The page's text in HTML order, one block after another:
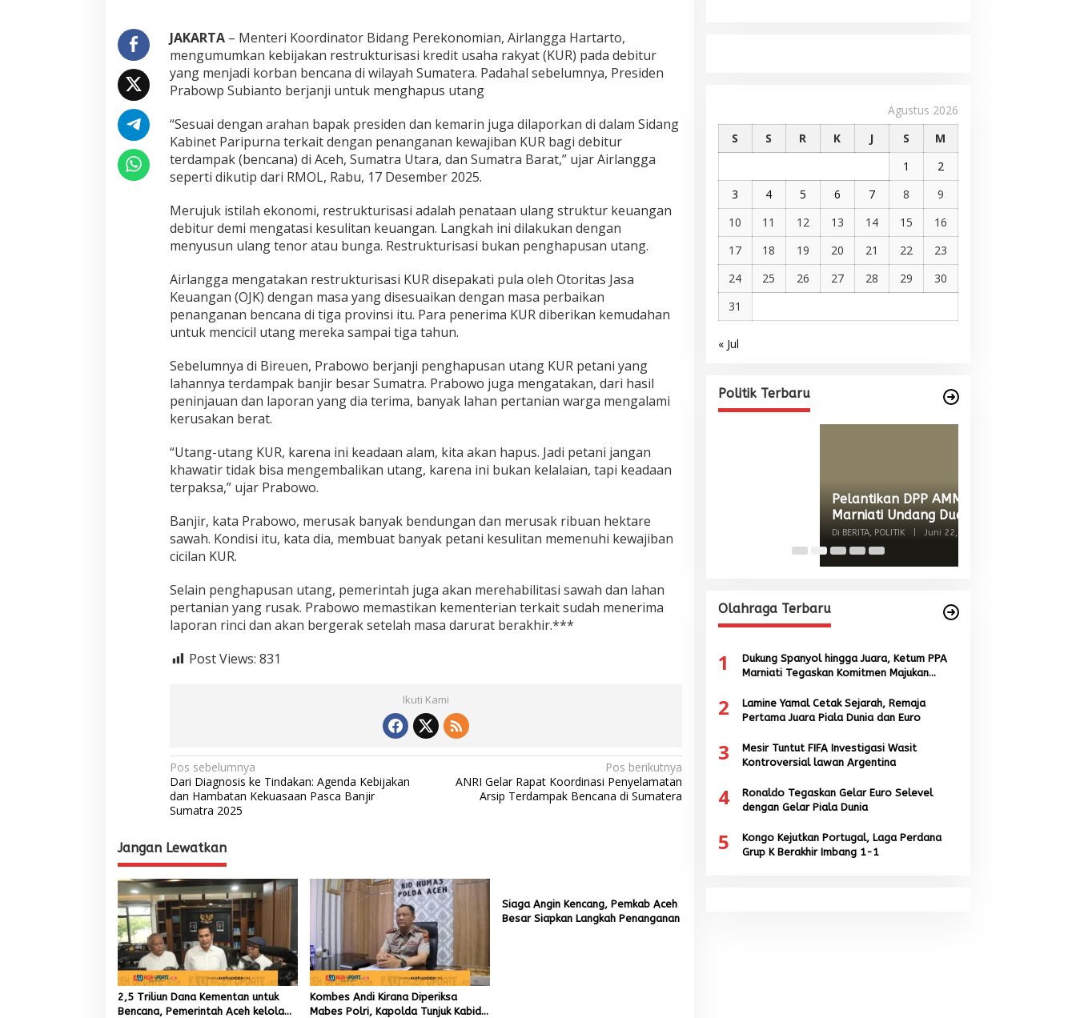
j
i
r
B
e
a
r
S
u
m
t
r
a
D
b
a
t
a
l
a
n
n
y
a
e
n
d
i
i
JAKARTA– Menteri Koordinator Bidang Perekonomian, Airlangga Hartarto,
mengumumkan kebijakan restrukturisasi kredit usaha rakyat (KUR) pada debitur
yang menjadi korban bencana di wilayah Sumatera. Padahal sebelumnya, Presiden
Prabowp Subianto berjanji untuk menghapus utang
“Sesuai dengan arahan bapak presiden dan kemarin juga dilaporkan di dalam Sidang
Kabinet Paripurna terkait dengan penanganan kewajiban KUR bagi debitur
terdampak (bencana) di Aceh, Sumatra Utara, dan Sumatra Barat,” ujar Airlangga
seperti dikutip dari RMOL, Rabu, 17 Desember 2025.
Merujuk istilah ekonomi, restrukturisasi adalah penataan ulang struktur keuangan
debitur demi mengatasi kesulitan keuangan. Langkah ini dilakukan dengan
menyusun ulang tenor atau bunga. Restrukturisasi bukan penghapusan utang.
Airlangga mengatakan restrukturisasi KUR disepakati pula oleh Otoritas Jasa
Keuangan (OJK) dengan masa yang disesuaikan dengan masa perbaikan
penanganan bencana di tiga provinsi itu. Para penerima KUR diberikan kemudahan
untuk mencicil utang mereka sampai tiga tahun.
Sebelumnya di Bireuen, Prabowo berjanji penghapusan utang KUR petani yang
lahannya terdampak banjir besar Sumatra. Prabowo juga mengatakan, dari hasil
peninjauan dan laporan yang dia terima, banyak lahan pertanian warga mengalami
kerusakan berat.
“Utang-utang KUR, karena ini keadaan alam, kita akan hapus. Jadi petani jangan
khawatir tidak bisa mengembalikan utang, karena ini bukan kelalaian, tapi keadaan
terpaksa,” ujar Prabowo.
Banjir, kata Prabowo, merusak banyak bendungan dan merusak ribuan hektare
sawah. Kondisi itu, kata dia, membuat banyak petani kesulitan memenuhi kewajiban
cicilan KUR.
Selain penghapusan utang, pemerintah juga akan merehabilitasi sawah dan lahan
pertanian yang rusak. Prabowo memastikan kementerian terkait sudah menerima
laporan rinci dan akan bergerak setelah masa darurat berakhir.***
Post Views: 831
Ikuti Kami
N
a
v
i
g
a
s
i
p
o
s
Pos sebelumnya
Dari Diagnosis ke Tindakan: Agenda Kebijakan
dan Hambatan Kekuasaan Pasca Banjir
Sumatra 2025
Pos berikutnya
ANRI Gelar Rapat Koordinasi Penyelamatan
Arsip Terdampak Bencana di Sumatera
Jangan Lewatkan
2,5 Triliun Dana Kementan untuk
Bencana, Pemerintah Aceh kelola
Kombes Andi Kirana Diperiksa
Mabes Polri, Kapolda Tunjuk Kabid
Siaga Angin Kencang, Pemkab Aceh
Besar Siapkan Langkah Penanganan
Agustus 2026
S
S R K J S
M
1
2
3
4 5 6 7 8
9
10
11 12 13 14 15
16
17
18 19 20 21 22
23
24
25 26 27 28 29
30
31
« Jul
Politik Terbaru
Ketua Partai Aceh Nagan Raya
Di BERITA, POLITIK | Juli 30, 2026
Internasional dari Spanyol dan
Malaysia
Di BERITA, POLITIK
Olahraga Terbaru
1
Dukung Spanyol hingga Juara, Ketum PPA
Marniati Tegaskan Komitmen Majukan
2
Lamine Yamal Cetak Sejarah, Remaja
Pertama Juara Piala Dunia dan Euro
3
Mesir Tuntut FIFA Investigasi Wasit
Kontroversial lawan Argentina
4
Ronaldo Tegaskan Gelar Euro Selevel
dengan Gelar Piala Dunia
5
Kongo Kejutkan Portugal, Laga Perdana
Grup K Berakhir Imbang 1-1